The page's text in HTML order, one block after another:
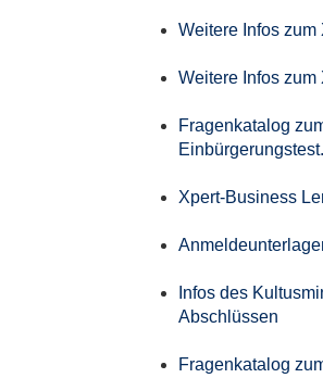
Weitere Infos
Weitere Infos
Fragenkatalog
Xpert-Business
Infos des
Abschlüssen
Fragenkatalog